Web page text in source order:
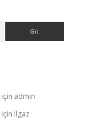
için admin
için Ilgaz